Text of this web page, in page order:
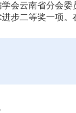
会云南省分会
步二等奖一项